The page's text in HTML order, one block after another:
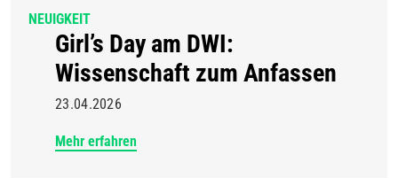
NEUIGKEIT
Girl’s Day am DWI:
Wissenschaft zum Anfassen
23.04.2026
Mehr erfahren